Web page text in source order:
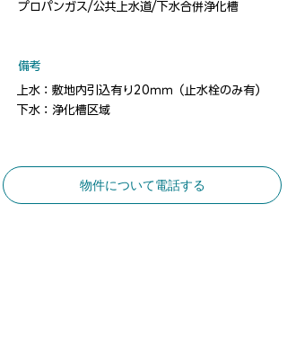
プロパンガス/公共上水道/下水合併浄化槽
​備考
上水：敷地内引込有り20ｍｍ（止水栓のみ有）
下水：浄化槽区域
物件について電話する